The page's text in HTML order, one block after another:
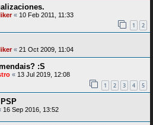
« 10 Feb 2011, 11:33
1 2
« 21 Oct 2009, 11:04
:S
« 13 Jul 2019, 12:08
1 2 3 4 5
16 Sep 2016, 13:52